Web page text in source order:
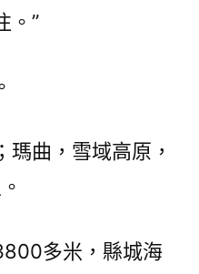
。”
瑪曲，雪域高原，
多米，縣城海